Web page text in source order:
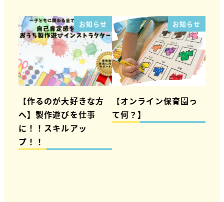
お知らせ
【作るのが大好きな方
へ】製作遊びを仕事
に！！スキルアッ
プ！！
お知らせ
【オンライン保育園っ
て何？】